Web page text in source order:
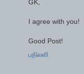
GK,
I agree with you!
Good Post!
பதிலளி